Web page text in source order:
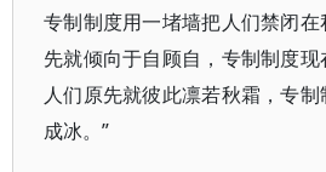
专制制度用一堵墙把人们禁闭
先就倾向于自顾自，专制制度现
人们原先就彼此凛若秋霜，专
成冰。”